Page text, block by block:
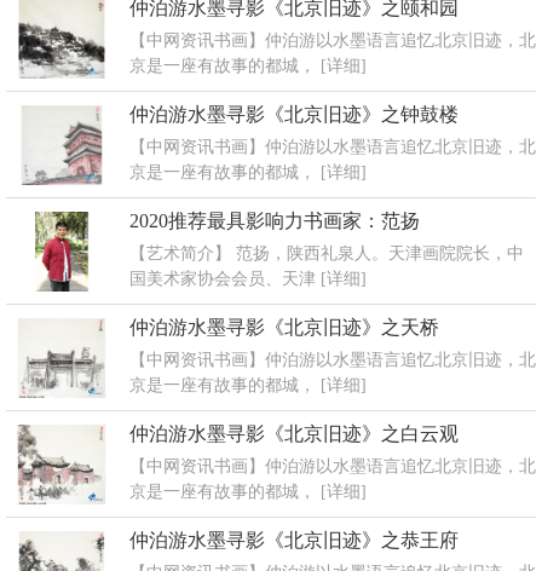
仲泊游水墨寻影《北京旧迹》之颐和园
【中网资讯书画】仲泊游以水墨语言追忆北京旧迹，北
京是一座有故事的都城，
[详细]
仲泊游水墨寻影《北京旧迹》之钟鼓楼
【中网资讯书画】仲泊游以水墨语言追忆北京旧迹，北
京是一座有故事的都城，
[详细]
2020推荐最具影响力书画家：范扬
【艺术简介】 范扬，陕西礼泉人。天津画院院长，中
国美术家协会会员、天津 [详细]
仲泊游水墨寻影《北京旧迹》之天桥
【中网资讯书画】仲泊游以水墨语言追忆北京旧迹，北
京是一座有故事的都城，
[详细]
仲泊游水墨寻影《北京旧迹》之白云观
【中网资讯书画】仲泊游以水墨语言追忆北京旧迹，北
京是一座有故事的都城，
[详细]
仲泊游水墨寻影《北京旧迹》之恭王府